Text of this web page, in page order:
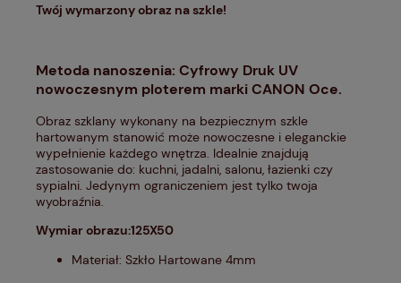
Twój wymarzony obraz na szkle!
Metoda nanoszenia: Cyfrowy Druk UV
nowoczesnym ploterem marki CANON Oce.
Obraz szklany wykonany na bezpiecznym szkle
hartowanym stanowić może nowoczesne i eleganckie
wypełnienie każdego wnętrza. Idealnie znajdują
zastosowanie do: kuchni, jadalni, salonu, łazienki czy
sypialni. Jedynym ograniczeniem jest tylko twoja
wyobraźnia.
Wymiar obrazu:125X50
Materiał: Szkło Hartowane 4mm